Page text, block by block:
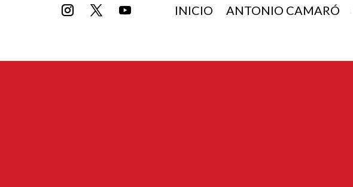
INICIO ANTONIO CAMARÓ